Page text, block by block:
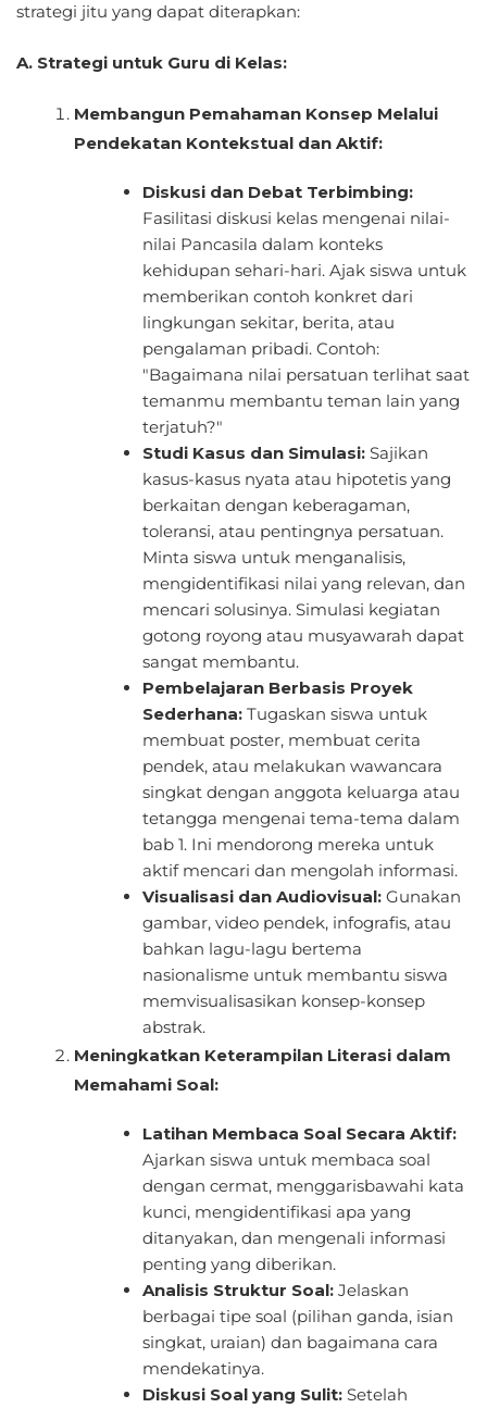
strategi jitu yang dapat diterapkan:
A. Strategi untuk Guru di Kelas:
Membangun Pemahaman Konsep Melalui
Pendekatan Kontekstual dan Aktif:
Diskusi dan Debat Terbimbing:
Fasilitasi diskusi kelas mengenai nilai-
nilai Pancasila dalam konteks
kehidupan sehari-hari. Ajak siswa untuk
memberikan contoh konkret dari
lingkungan sekitar, berita, atau
pengalaman pribadi. Contoh:
"Bagaimana nilai persatuan terlihat saat
temanmu membantu teman lain yang
terjatuh?"
Studi Kasus dan Simulasi:Sajikan
kasus-kasus nyata atau hipotetis yang
berkaitan dengan keberagaman,
toleransi, atau pentingnya persatuan.
Minta siswa untuk menganalisis,
mengidentifikasi nilai yang relevan, dan
mencari solusinya. Simulasi kegiatan
gotong royong atau musyawarah dapat
sangat membantu.
Pembelajaran Berbasis Proyek
Sederhana:Tugaskan siswa untuk
membuat poster, membuat cerita
pendek, atau melakukan wawancara
singkat dengan anggota keluarga atau
tetangga mengenai tema-tema dalam
bab 1. Ini mendorong mereka untuk
aktif mencari dan mengolah informasi.
Visualisasi dan Audiovisual:Gunakan
gambar, video pendek, infografis, atau
bahkan lagu-lagu bertema
nasionalisme untuk membantu siswa
memvisualisasikan konsep-konsep
abstrak.
Meningkatkan Keterampilan Literasi dalam
Memahami Soal:
Latihan Membaca Soal Secara Aktif:
Ajarkan siswa untuk membaca soal
dengan cermat, menggarisbawahi kata
kunci, mengidentifikasi apa yang
ditanyakan, dan mengenali informasi
penting yang diberikan.
Analisis Struktur Soal:Jelaskan
berbagai tipe soal (pilihan ganda, isian
singkat, uraian) dan bagaimana cara
mendekatinya.
Diskusi Soal yang Sulit:Setelah